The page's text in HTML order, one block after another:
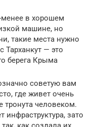
менее в хорошем
машине, но
такие места нужно
— это
берега Крыма
советую вам
где живет очень
человеком.
инфраструктура, зато